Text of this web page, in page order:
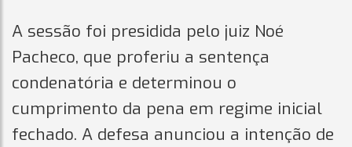
A sessão foi presidida pelo juiz Noé
Pacheco, que proferiu a sentença
condenatória e determinou o
cumprimento da pena em regime inicial
fechado. A defesa anunciou a intenção de